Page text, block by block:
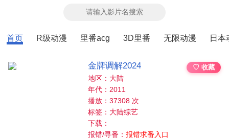
首页 R级动漫 里番acg 3D里番 无限动漫 日本
金牌调解2024
♡ 收藏
地区：大陆
年代：2011
播放：37308 次
标签：大陆综艺
下载：
报错/寻番：报错求番入口